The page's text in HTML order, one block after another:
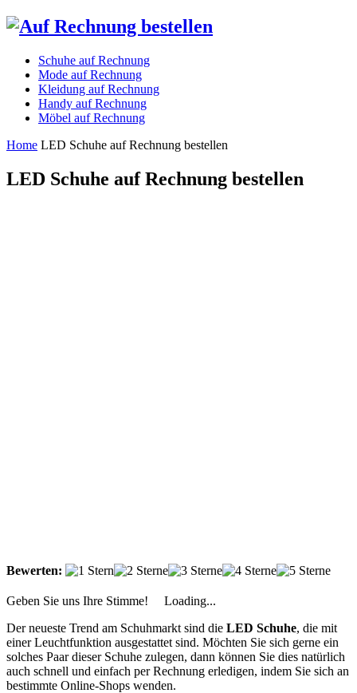
Schuhe auf Rechnung
Mode auf Rechnung
Kleidung auf Rechnung
Handy auf Rechnung
Möbel auf Rechnung
Home LED Schuhe auf Rechnung bestellen
LED Schuhe auf Rechnung bestellen
Bewerten:
Geben Sie uns Ihre Stimme!
Loading...
Der neueste Trend am Schuhmarkt sind die LED Schuhe, die mit
einer Leuchtfunktion ausgestattet sind. Möchten Sie sich gerne ein
solches Paar dieser Schuhe zulegen, dann können Sie dies natürlich
auch schnell und einfach per Rechnung erledigen, indem Sie sich an
bestimmte Online-Shops wenden.